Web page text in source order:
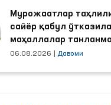
Мурожаатлар
сайёр қабул
маҳаллалар
06.08.2026 Давоми